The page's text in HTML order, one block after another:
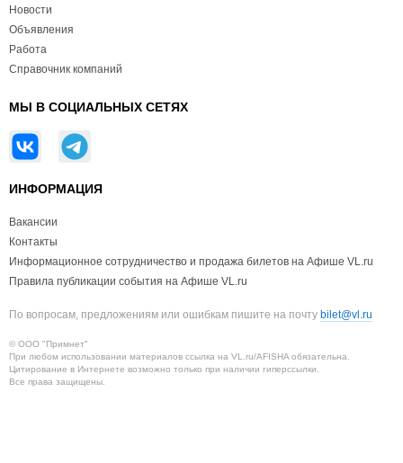
Новости
Объявления
Работа
Справочник компаний
МЫ В СОЦИАЛЬНЫХ СЕТЯХ
ИНФОРМАЦИЯ
Вакансии
Контакты
Информационное сотрудничество и продажа билетов на Афише VL.ru
Правила публикации события на Афише VL.ru
По вопросам, предложениям или ошибкам пишите на почту bilet@vl.ru
© ООО "Примнет"
При любом использовании материалов ссылка на VL.ru/AFISHA обязательна.
Цитирование в Интернете возможно только при наличии гиперссылки.
Все права защищены.